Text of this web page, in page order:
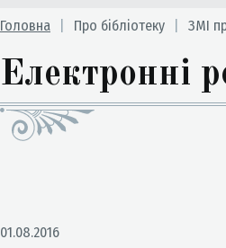
Головна Про бібліотеку ЗМІ
Електронні
01.08.2016